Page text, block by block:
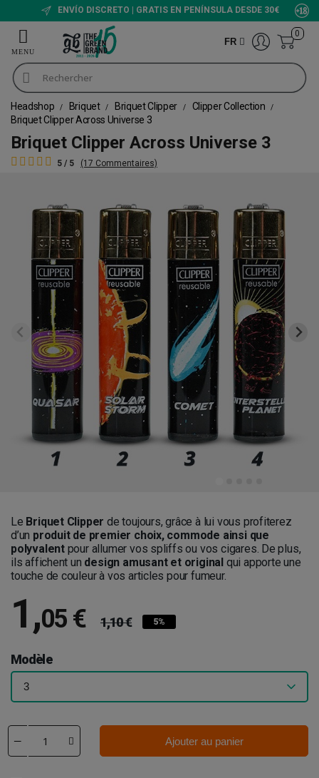
ENVÍO DISCRETO | GRATIS EN PENÍNSULA DESDE 30€
FR
0
Headshop Briquet Briquet Clipper
Clipper Collection
Briquet Clipper Across Universe 3
Briquet Clipper Across Universe 3
5 / 5 (17 Commentaires)
Le Briquet Clipper de toujours, grâce à lui vous profiterez
d’un produit de premier choix, commode ainsi que
polyvalentpour allumer vos spliffs ou vos cigares. De plus,
ils affichent un design amusant et originalqui apporte une
touche de couleur à vos articles pour fumeur.
1,05 € 1,10 € 5%
Modèle
Ajouter au panier